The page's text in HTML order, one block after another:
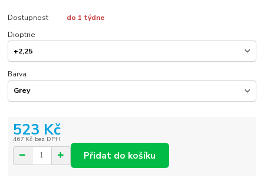
Dostupnost
do 1 týdne
Dioptrie
Barva
523 Kč
467 Kč bez DPH
Přidat do košíku